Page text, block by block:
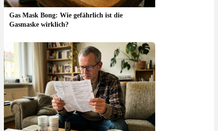
Gas Mask Bong: Wie gefährlich ist die
Gasmaske wirklich?